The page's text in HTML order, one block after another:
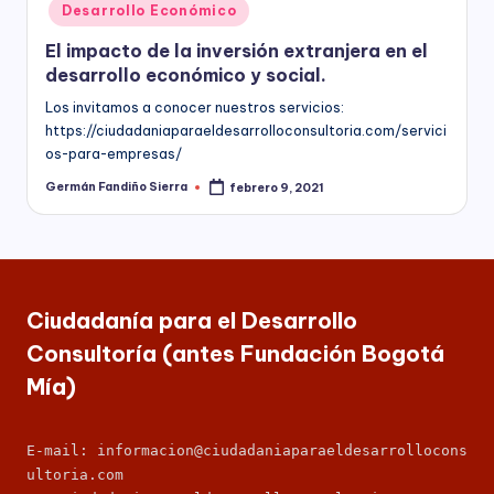
á
M
ía
)
nacional,
departamental
distrital,
los
siguientes
servicios:
Consultoría
especializada
en
humanos,
género,
marketing
político,
construcción
ciudadanía,
cultura
Desarrollo Económico
El impacto de la inversión extranjera en el
desarrollo económico y social.
Los invitamos a conocer nuestros servicios:
https://ciudadaniaparaeldesarrolloconsultoria.com/servici
os-para-empresas/
Publicado
Germán Fandiño Sierra febrero 9, 2021
Ciudadanía para el Desarrollo
Consultoría (antes Fundación Bogotá
Mía)
E-mail: informacion@ciudadaniaparaeldesarrollocons
ultoria.com